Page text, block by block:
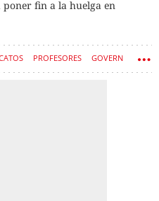
fin a la huelga en
PROFESORES GOVERN